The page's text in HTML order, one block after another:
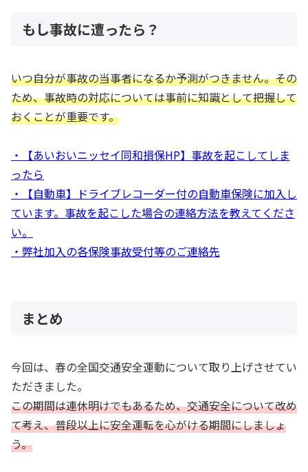
もし事故に遭ったら？
いつ自分が事故の当事者になるか予測がつきません。その
ため、事故時の対応については事前に知識として把握して
おくことが重要です。
・【あいおいニッセイ同和損保HP】事故を起こしてしま
ったら
・【自動車】ドライブレコーダー付の自動車保険に加入し
ています。事故を起こした場合の連絡方法を教えてくださ
い。
・弊社加入の各保険事故受付等のご連絡先
まとめ
今回は、春の全国交通安全運動について取り上げさせてい
ただきました。
この期間は連休明けでもあるため、交通安全について改め
て考え、普段以上に安全運転を心がける期間にしましょ
う。